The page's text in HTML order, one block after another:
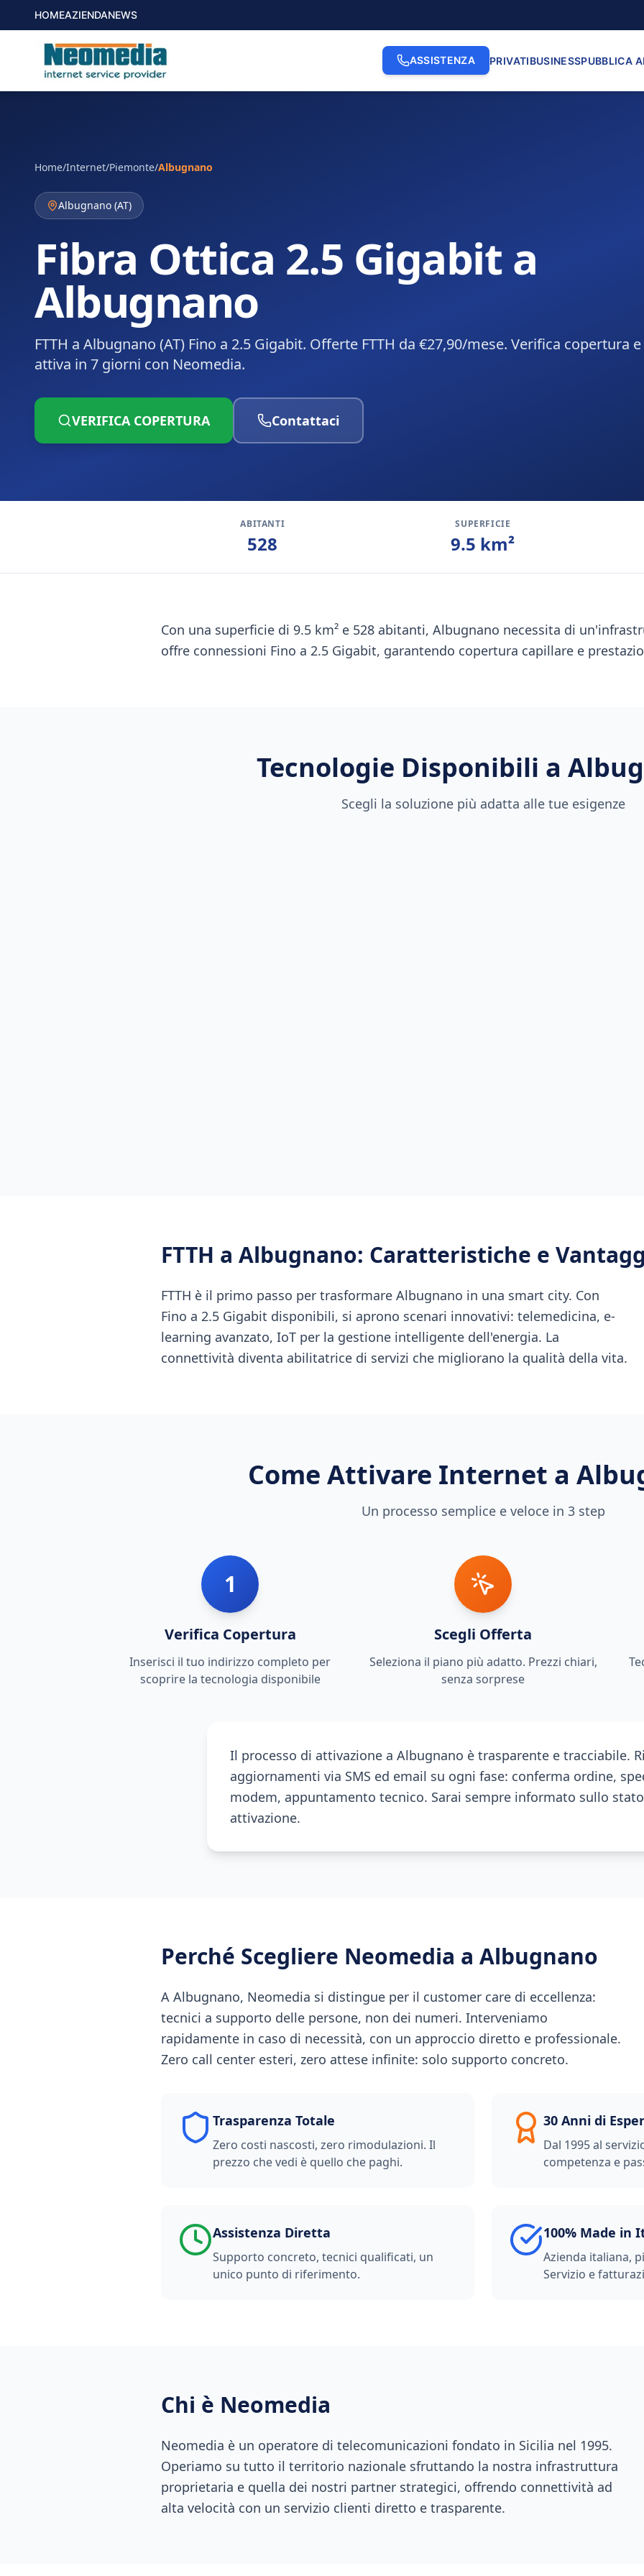
HOMEAZIENDANEWS
ASSISTENZA PRIVATIBUSINESSPUBBLICA
Home/Internet/Piemonte/Albugnano
Albugnano (AT)
Fibra Ottica 2.5 Gigabit a
Albugnano
FTTH a Albugnano (AT) Fino a 2.5 Gigabit. Offerte FTTH da €27,90/mese. Verifica copertura e
attiva in 7 giorni con Neomedia.
VERIFICA COPERTURA Contattaci
ABITANTI
528
SUPERFICIE
9.5 km²
Con una superficie di 9.5 km² e 528 abitanti, Albugnano necessita di
offre connessioni Fino a 2.5 Gigabit, garantendo copertura capillare e
Tecnologie Disponibili a
Scegli la soluzione più adatta alle tue esigenze
FTTH a Albugnano: Caratteristiche e
FTTH è il primo passo per trasformare Albugnano in una smart city. Con
Fino a 2.5 Gigabit disponibili, si aprono scenari innovativi: telemedicina, e-
learning avanzato, IoT per la gestione intelligente dell'energia. La
connettività diventa abilitatrice di servizi che migliorano la qualità della vita.
Come Attivare Internet a
Un processo semplice e veloce in 3 step
1
Verifica Copertura
Inserisci il tuo indirizzo completo per
scoprire la tecnologia disponibile
Scegli Offerta
Seleziona il piano più adatto. Prezzi chiari,
senza sorprese
Il processo di attivazione a Albugnano è trasparente e tracciabile.
aggiornamenti via SMS ed email su ogni fase: conferma ordine,
modem, appuntamento tecnico. Sarai sempre informato sullo
attivazione.
Perché Scegliere Neomedia a Albugnano
A Albugnano, Neomedia si distingue per il customer care di eccellenza:
tecnici a supporto delle persone, non dei numeri. Interveniamo
rapidamente in caso di necessità, con un approccio diretto e professionale.
Zero call center esteri, zero attese infinite: solo supporto concreto.
Trasparenza Totale
Zero costi nascosti, zero rimodulazioni. Il
prezzo che vedi è quello che paghi.
30 Anni di
Dal 1995 al
competenza e
Assistenza Diretta
Supporto concreto, tecnici qualificati, un
unico punto di riferimento.
100% Made in
Azienda italiana,
Servizio e
Chi è Neomedia
Neomedia è un operatore di telecomunicazioni fondato in Sicilia nel 1995.
Operiamo su tutto il territorio nazionale sfruttando la nostra infrastruttura
proprietaria e quella dei nostri partner strategici, offrendo connettività ad
alta velocità con un servizio clienti diretto e trasparente.